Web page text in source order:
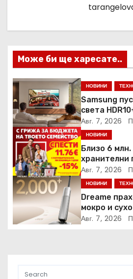
я
Може би ще харесате..
НОВИНИ
Samsung
света
стрийминг
Video
Авг. 7, 2026
НОВИНИ
Близо 6
хранителни
закупени
грижа“ в
кампанията
Авг. 7, 2026
НОВИНИ
Dreame
мокро и
Авг. 7, 2026